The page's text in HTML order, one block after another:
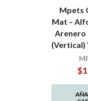
Mpets
Mat –
Arenero
(Vertical)
$